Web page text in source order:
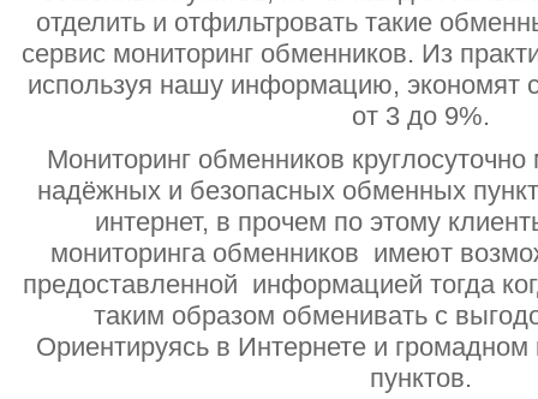
отделить и отфильтровать такие
сервис мониторинг обменников. Из
используя нашу информацию, экономят
от 3 до 9%.
Мониторинг обменников круглосуточно
надёжных и безопасных обменных
интернет, в прочем по этому
мониторинга обменников имеют
предоставленной информацией тогда
таким образом обменивать с
Ориентируясь в Интернете и
пунктов.